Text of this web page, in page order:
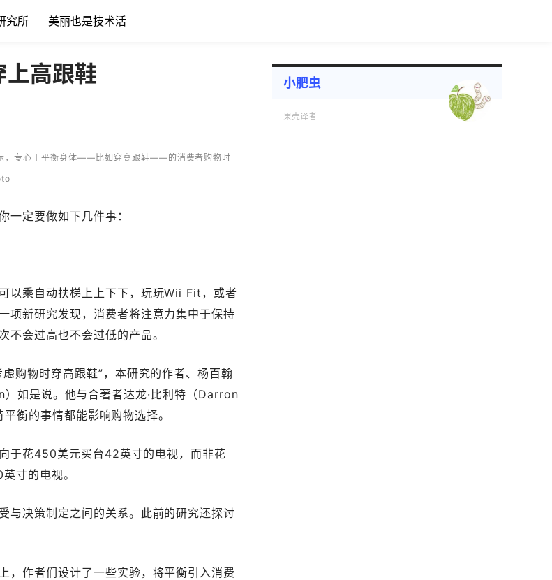
究所 美丽也是技术活
上高跟鞋
，专心于平衡身体——比如穿高跟鞋——的消费者购物时
一定要做如下几件事：
以乘自动扶梯上上下下，玩玩Wii Fit，或者
项新研究发现，消费者将注意力集中于保持
不会过高也不会过低的产品。
购物时穿高跟鞋”，本研究的作者、杨百翰
如是说。他与合著者达龙·比利特（Darron
衡的事情都能影响购物选择。
于花450美元买台42英寸的电视，而非花
寸的电视。
与决策制定之间的关系。此前的研究还探讨
，作者们设计了一些实验，将平衡引入消费
小肥虫
果壳译者